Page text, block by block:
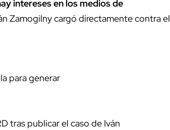
intereses en los medios de
Zamogilny cargó directamente contra el
para generar
tras publicar el caso de Iván